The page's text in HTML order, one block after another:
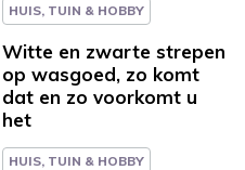
HUIS, TUIN & HOBBY
Witte en zwarte strepen
op wasgoed, zo komt
dat en zo voorkomt u
het
HUIS, TUIN & HOBBY